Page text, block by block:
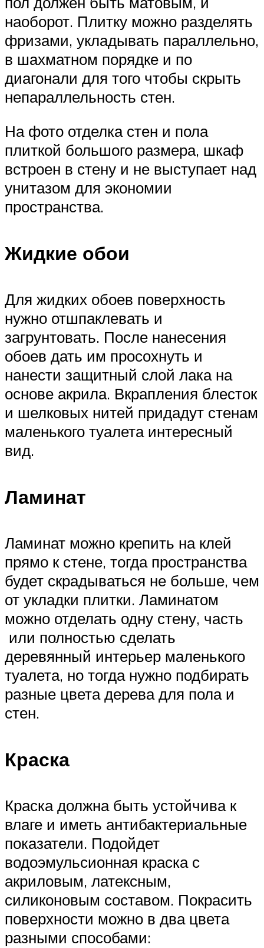
наоборот. Плитку можно разделять
фризами, укладывать параллельно,
в шахматном порядке и по
диагонали для того чтобы скрыть
непараллельность стен.
На фото отделка стен и пола
плиткой большого размера, шкаф
встроен в стену и не выступает над
унитазом для экономии
пространства.
Жидкие обои
Для жидких обоев поверхность
нужно отшпаклевать и
загрунтовать. После нанесения
обоев дать им просохнуть и
нанести защитный слой лака на
основе акрила. Вкрапления блесток
и шелковых нитей придадут стенам
маленького туалета интересный
вид.
Ламинат
Ламинат можно крепить на клей
прямо к стене, тогда пространства
будет скрадываться не больше, чем
от укладки плитки. Ламинатом
можно отделать одну стену, часть
или полностью сделать
деревянный интерьер маленького
туалета, но тогда нужно подбирать
разные цвета дерева для пола и
стен.
Краска
Краска должна быть устойчива к
влаге и иметь антибактериальные
показатели. Подойдет
водоэмульсионная краска с
акриловым, латексным,
силиконовым составом. Покрасить
поверхности можно в два цвета
разными способами: